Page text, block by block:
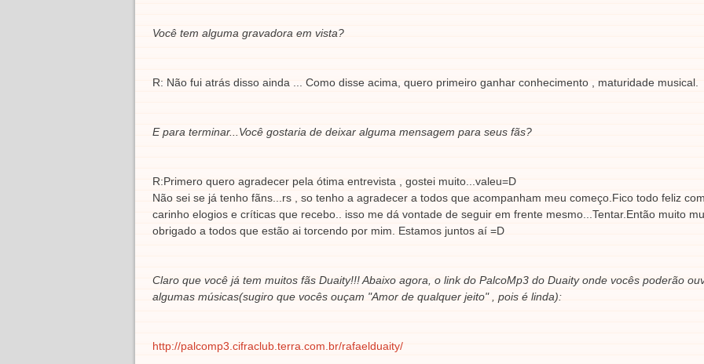
Você tem alguma gravadora em vista?
R: Não fui atrás disso ainda ... Como disse acima, quero primeiro ganhar conhecimento , maturidade musical.
E para terminar...Você gostaria de deixar alguma mensagem para seus fãs?
R:Primero quero agradecer pela ótima entrevista , gostei muito...valeu=D
Não sei se já tenho fãns...rs , so tenho a agradecer a todos que acompanham meu começo.Fico todo feliz
carinho elogios e críticas que recebo.. isso me dá vontade de seguir em frente mesmo...Tentar.Então muito
obrigado a todos que estão ai torcendo por mim. Estamos juntos aí =D
Claro que você já tem muitos fãs Duaity!!! Abaixo agora, o link do PalcoMp3 do Duaity onde vocês poderão
algumas músicas(sugiro que vocês ouçam "Amor de qualquer jeito" , pois é linda):
http://palcomp3.cifraclub.terra.com.br/rafaelduaity/